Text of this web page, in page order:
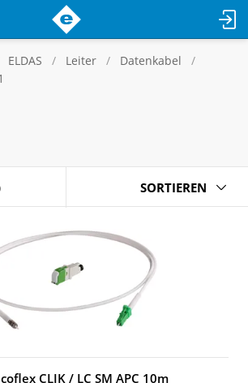
ELDAS Leiter
Datenkabel
SORTIEREN
CLIK / LC SM APC 10m